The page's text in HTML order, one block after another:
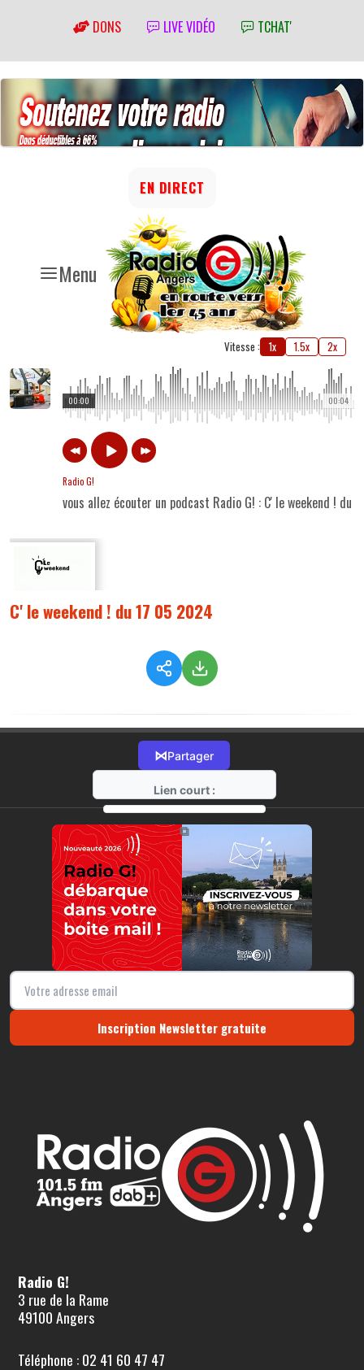
DONS LIVE VIDÉO TCHAT'
Menu
EN DIRECT
Vitesse : 1x 1.5x 2x
00:04
00:00
Radio G!
vous allez écouter un podcast Radio G! : C' le weekend ! du
C' le weekend ! du 17 05 2024
⋈Partager
Lien court :
https://radio-g.fr?14603
⧉
Inscription Newsletter gratuite
Radio G!
3 rue de la Rame
49100 Angers
Téléphone : 02 41 60 47 47